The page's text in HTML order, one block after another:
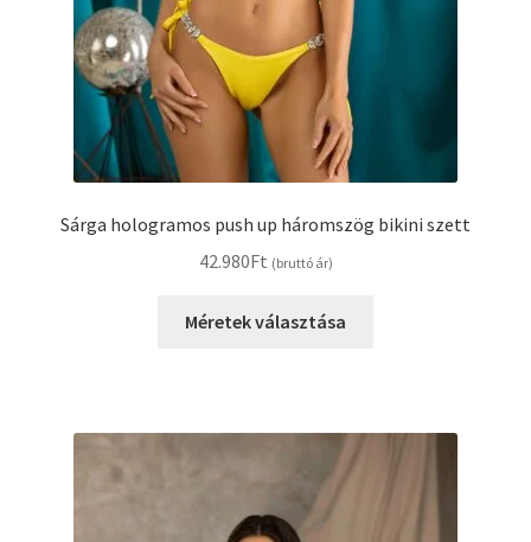
Sárga hologramos push up háromszög bikini szett
42.980Ft (bruttó ár)
Méretek választása